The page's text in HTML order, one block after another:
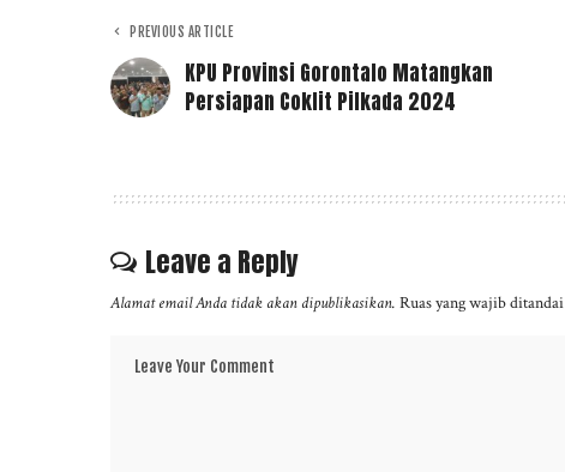
PREVIOUS ARTICLE
KPU Provinsi Gorontalo Matangkan
Persiapan Coklit Pilkada 2024
Leave a Reply
Alamat email Anda tidak akan dipublikasikan. Ruas yang wajib ditandai